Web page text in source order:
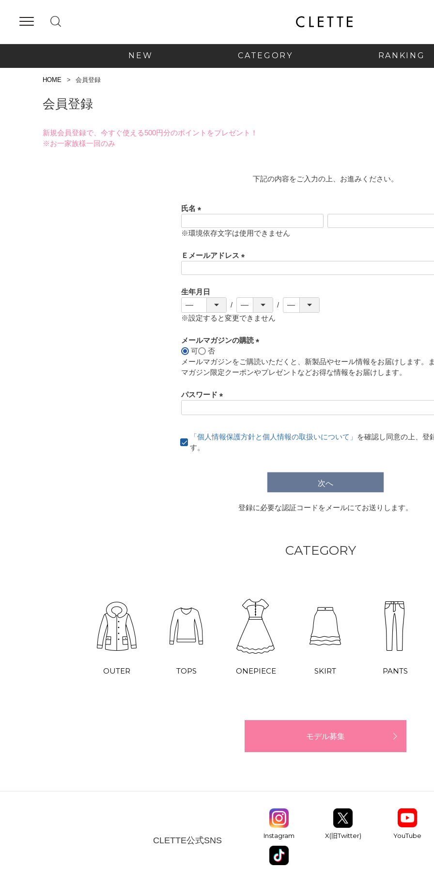
NEW CATEGORY RANKING
HOME 会員登録
会員登録
新規会員登録で、今すぐ使える500円分のポイントをプレゼント！
※お一家族様一回のみ
下記の内容をご入力の上、お進みください。
氏名
必
)
※環境依存文字は使用できません
Ｅメールアドレス
生年月日
※設定すると変更できません
メールマガジンの購読
必
須
可
否
メールマガジンをご購読いただくと、新製品やセール情報をお届けします。
マガジン限定クーポンやプレゼントなどお得な情報をお届けします。
パスワード
)
「個人情報保護方針と個人情報の取扱いについて」
を確認し同意の上、登
す。
次へ
登録に必要な認証コードをメールにてお送りします。
CATEGORY
OUTER TOPS ONEPIECE SKIRT PANTS
モデル募集
CLETTE公式SNS Instagram X(旧Twitter) YouTube